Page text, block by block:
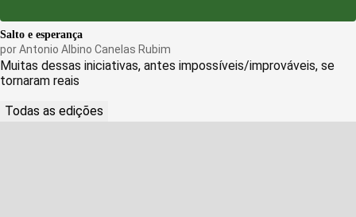
Salto e esperança
porAntonio Albino Canelas Rubim
Muitas dessas iniciativas, antes impossíveis/improváveis, se
tornaram reais
Todas as edições